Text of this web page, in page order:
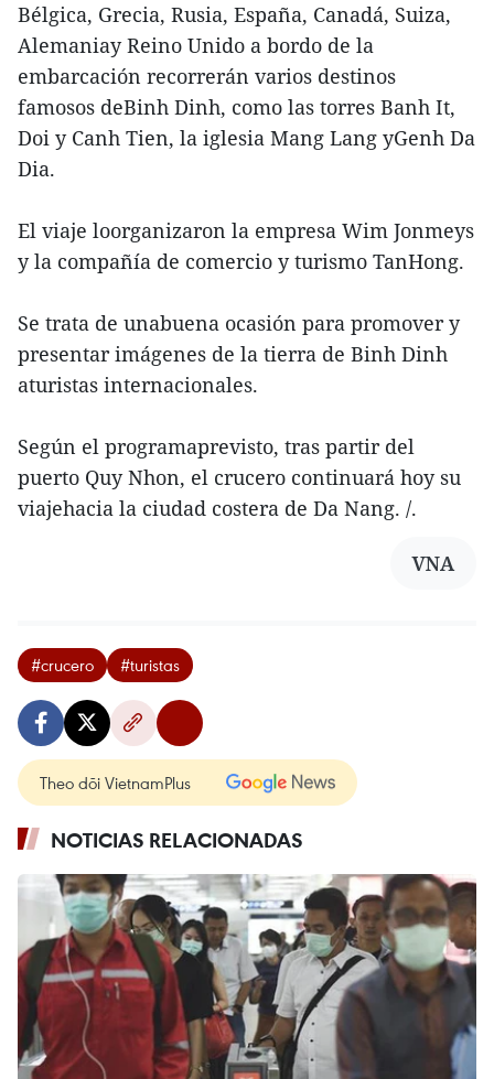
Bélgica, Grecia, Rusia, España, Canadá, Suiza,
Alemaniay Reino Unido a bordo de la
embarcación recorrerán varios destinos
famosos deBinh Dinh, como las torres Banh It,
Doi y Canh Tien, la iglesia Mang Lang yGenh Da
Dia.
El viaje loorganizaron la empresa Wim Jonmeys
y la compañía de comercio y turismo TanHong.
Se trata de unabuena ocasión para promover y
presentar imágenes de la tierra de Binh Dinh
aturistas internacionales.
Según el programaprevisto, tras partir del
puerto Quy Nhon, el crucero continuará hoy su
viajehacia la ciudad costera de Da Nang. /.
VNA
#crucero #turistas
Theo dõi VietnamPlus
NOTICIAS RELACIONADAS